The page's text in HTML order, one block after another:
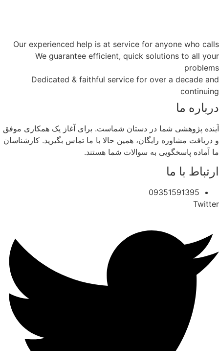
Our experienced help is at service for anyone who calls
We guarantee efficient, quick solutions to all your
problems
Dedicated & faithful service for over a decade and
continuing
درباره ما
آینده پژوهشی شما در دستان شماست. برای آغاز یک همکاری موفق
و دریافت مشاوره رایگان، همین حالا با ما تماس بگیرید. کارشناسان
ما آماده پاسخگویی به سوالات شما هستند.
ارتباط با ما
09351591395
Twitter